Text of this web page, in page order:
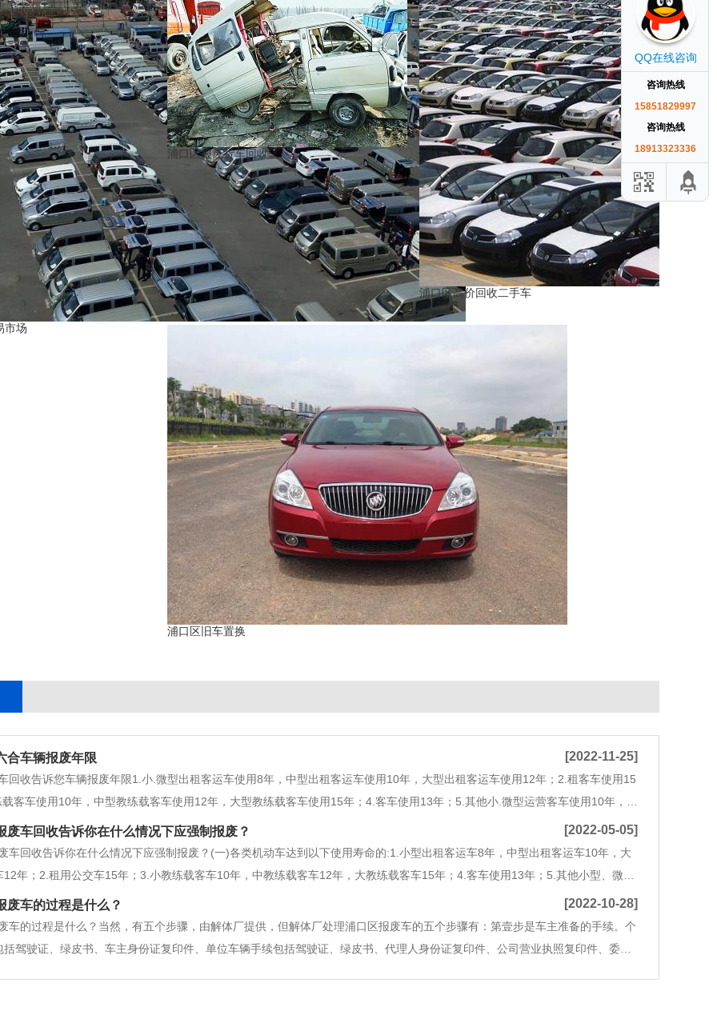
市场
浦口区报废货车回收
浦口区高价回收二手车
浦口区旧车置换
合车辆报废年限 [2022-11-25]
回收告诉您车辆报废年限1.小.微型出租客运车使用8年，中型出租客运车使用10年，大型出租客运车使用12年；2.租客车使用15
客车使用10年，中型教练载客车使用12年，大型教练载客车使用15年；4.客车使用13年；5.其他小.微型运营客车使用10年，大
用10年.中型运营客车使用15年；6.专用校车使用15年；7.大.中型非营运客车(大型车除外)使用20年；8.三
废车回收告诉你在什么情况下应强制报废？ [2022-05-05]
车回收告诉你在什么情况下应强制报废？(一)各类机动车达到以下使用寿命的:1.小型出租客运车8年，中型出租客运车10年，大
12年；2.租用公交车15年；3.小教练载客车10年，中教练载客车12年，大教练载客车15年；4.客车使用13年；5.其他小型、微型
10年，大型、中型运营客车使用15年；6.校车使用15年；7.大中型非营运客车(大型车除外)使用20年；8.三轮车、
废车的过程是什么？ [2022-10-28]
车的过程是什么？当然，有五个步骤，由解体厂提供，但解体厂处理浦口区报废车的五个步骤有：第壹步是车主准备的手续。个
驾驶证、绿皮书、车主身份证复印件、单位车辆手续包括驾驶证、绿皮书、代理人身份证复印件、公司营业执照复印件、委托
QQ在线咨询
咨询热线
15851829997
咨询热线
18913323336